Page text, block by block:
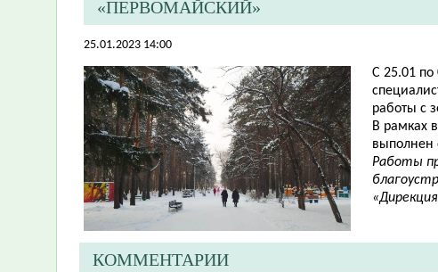
«ПЕРВОМАЙСКИЙ»
25.01.2023 14:00
С 25.01 по
работы с
В рамках
выполнен
Работы
КОММЕНТАРИИ